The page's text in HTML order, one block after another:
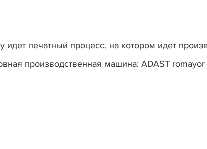
идет печатный процесс, на котором идет
производственная машина: ADAST